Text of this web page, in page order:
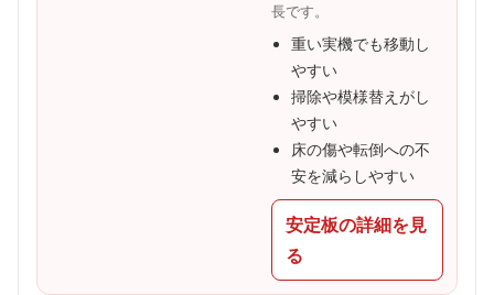
長です。
重い実機でも移動し
やすい
掃除や模様替えがし
やすい
床の傷や転倒への不
安を減らしやすい
安定板の詳細を見
る